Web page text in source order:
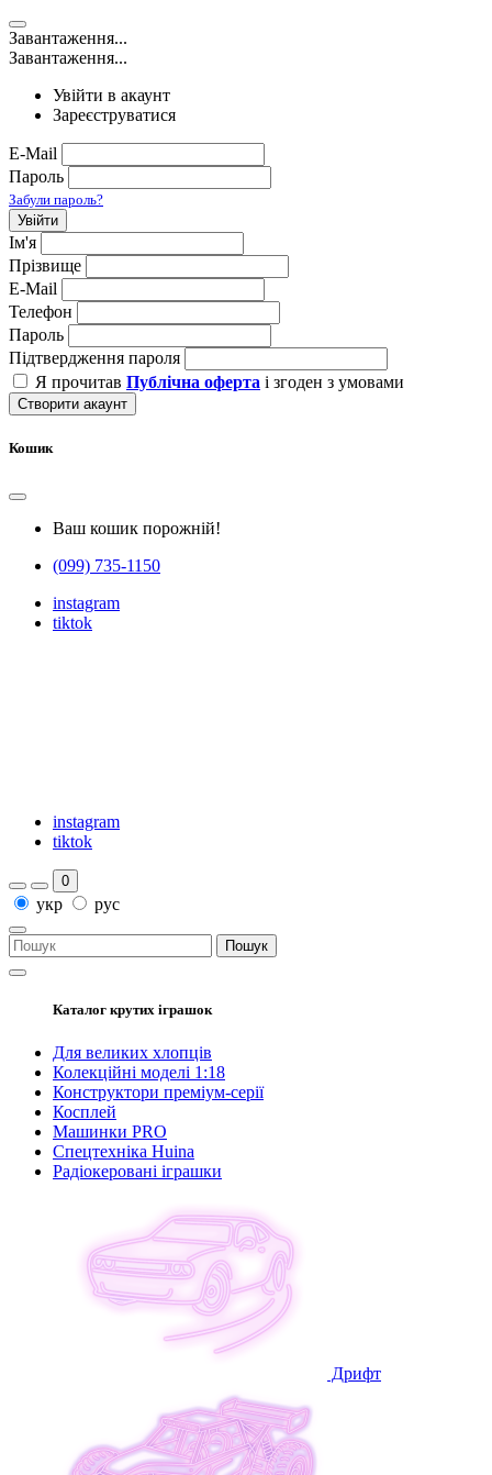
Завантаження...
Завантаження...
Увійти в акаунт
Зареєструватися
E-Mail
Пароль
Забули пароль?
Увійти
Ім'я
Прізвище
E-Mail
Телефон
Пароль
Підтвердження пароля
Я прочитав Публічна оферта і згоден з умовами
Створити акаунт
Кошик
Ваш кошик порожній!
(099) 735-1150
instagram
tiktok
instagram
tiktok
0
укр рус
Пошук
Каталог крутих іграшок
Для великих хлопців
Колекційні моделі 1:18
Конструктори преміум-серії
Косплей
Машинки PRO
Спецтехніка Huina
Радіокеровані іграшки
Дрифт